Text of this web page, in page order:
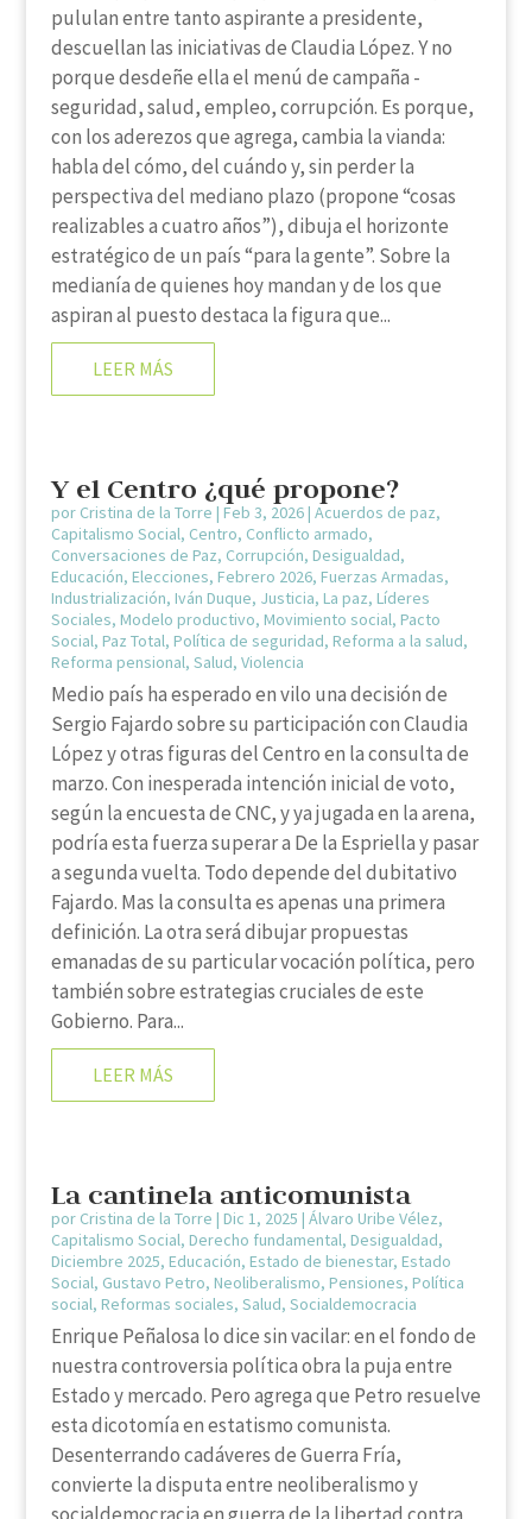
pululan entre tanto aspirante a presidente,
descuellan las iniciativas de Claudia López. Y no
porque desdeñe ella el menú de campaña -
seguridad, salud, empleo, corrupción. Es porque,
con los aderezos que agrega, cambia la vianda:
habla del cómo, del cuándo y, sin perder la
perspectiva del mediano plazo (propone “cosas
realizables a cuatro años”), dibuja el horizonte
estratégico de un país “para la gente”. Sobre la
medianía de quienes hoy mandan y de los que
aspiran al puesto destaca la figura que...
LEER MÁS
Y el Centro ¿qué propone?
por Cristina de la Torre | Feb 3, 2026| Acuerdos de paz,
Capitalismo Social, Centro, Conflicto armado,
Conversaciones de Paz, Corrupción, Desigualdad,
Educación, Elecciones, Febrero 2026, Fuerzas Armadas,
Industrialización, Iván Duque, Justicia, La paz, Líderes
Sociales, Modelo productivo, Movimiento social, Pacto
Social, Paz Total, Política de seguridad, Reforma a la salud,
Reforma pensional, Salud, Violencia
Medio país ha esperado en vilo una decisión de
Sergio Fajardo sobre su participación con Claudia
López y otras figuras del Centro en la consulta de
marzo. Con inesperada intención inicial de voto,
según la encuesta de CNC, y ya jugada en la arena,
podría esta fuerza superar a De la Espriella y pasar
a segunda vuelta. Todo depende del dubitativo
Fajardo. Mas la consulta es apenas una primera
definición. La otra será dibujar propuestas
emanadas de su particular vocación política, pero
también sobre estrategias cruciales de este
Gobierno. Para...
LEER MÁS
La cantinela anticomunista
por Cristina de la Torre | Dic 1, 2025 | Álvaro Uribe Vélez,
Capitalismo Social, Derecho fundamental, Desigualdad,
Diciembre 2025, Educación, Estado de bienestar, Estado
Social, Gustavo Petro, Neoliberalismo, Pensiones, Política
social, Reformas sociales, Salud, Socialdemocracia
Enrique Peñalosa lo dice sin vacilar: en el fondo de
nuestra controversia política obra la puja entre
Estado y mercado. Pero agrega que Petro resuelve
esta dicotomía en estatismo comunista.
Desenterrando cadáveres de Guerra Fría,
convierte la disputa entre neoliberalismo y